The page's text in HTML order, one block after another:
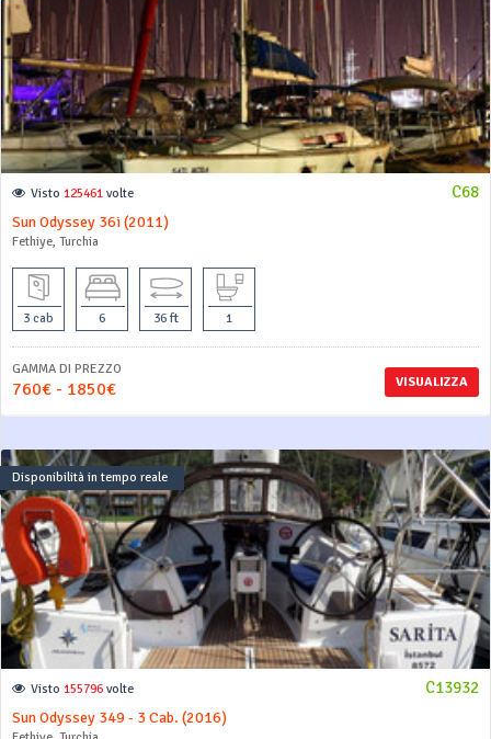
C68
Visto 125461 volte
Sun Odyssey 36i (2011)
Fethiye, Turchia
3 cab 6 36 ft 1
VISUALIZZA
GAMMA DI PREZZO
760€ - 1850€
Disponibilità in tempo reale
C13932
Visto 155796 volte
Sun Odyssey 349 - 3 Cab. (2016)